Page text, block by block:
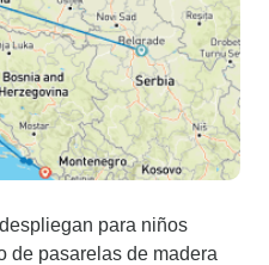
para niños
de pasarelas de madera